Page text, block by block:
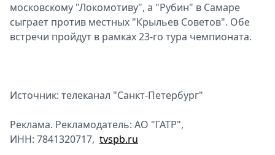
московскому "Локомотиву", а "Рубин" в Самаре
сыграет против местных "Крыльев Советов". Обе
встречи пройдут в рамках 23-го тура чемпионата.
Источник: телеканал "Санкт-Петербург"
Реклама. Рекламодатель: АО "ГАТР",
ИНН: 7841320717, tvspb.ru